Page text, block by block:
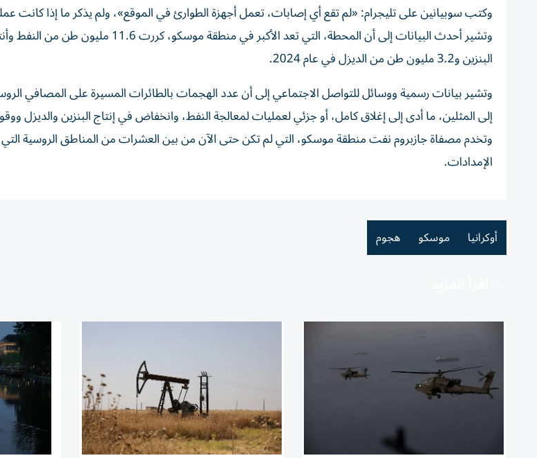
وكتب سوبيانين على تليجرام: «لم تقع أي إصابات، ‌تعمل أجهزة الطوارئ في الموقع»، ولم يذكر ⁠ما إذا كانت
البنزين و3.2 مليون طن من الديزل في عام 2024.
إلى المثلين، ما أدى إلى إغلاق كامل، أو جزئي لعمليات لمعالجة ‌النفط، وانخفاض ‌في إنتاج البنزين ⁠والديزل
وتخدم مصفاة جازبروم ‌نفت منطقة موسكو، التي لم تكن حتى الآن من بين ⁠العشرات من المناطق ​الروسية
الإمدادات.
أوكرانيا موسكو هجوم